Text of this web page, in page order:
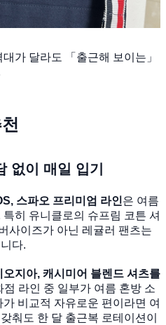
가 달라도 「출근해 보이는」
없이 매일 입기
스파오 프리미엄 라인은 여름
히 유니클로의 슈프림 코튼 셔
사이즈가 아닌 레귤러 팬츠는
다.
오지아, 캐시미어 블렌드 셔츠를
라인 중 일부가 여름 혼방 소
비교적 자유로운 편이라면 여
춰도 한 달 출근복 로테이션이